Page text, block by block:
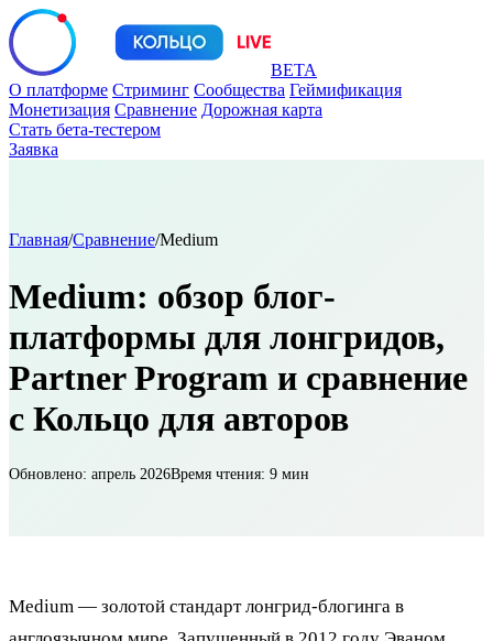
BETA
О платформе Стриминг Сообщества Геймификация
Монетизация Сравнение Дорожная карта
Стать бета-тестером
Заявка
Главная/Сравнение/Medium
Medium: обзор блог-
платформы для лонгридов,
Partner Program и сравнение
с Кольцо для авторов
Обновлено: апрель 2026Время чтения: 9 мин
Medium — золотой стандарт лонгрид-блогинга в